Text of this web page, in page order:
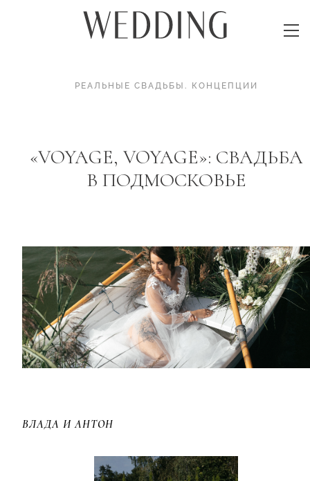
РЕАЛЬНЫЕ СВАДЬБЫ . КОНЦЕПЦИИ
«VOYAGE, VOYAGE»: СВАДЬБА
В ПОДМОСКОВЬЕ
ВЛАДА И АНТОН